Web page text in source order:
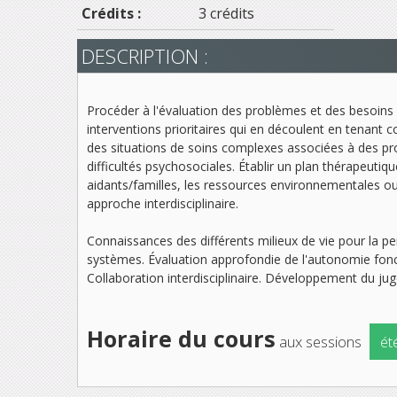
Crédits : 3 crédits
DESCRIPTION :
Procéder à l'évaluation des problèmes et des
interventions prioritaires qui en découlent en tenant
des situations de soins complexes associées à des
difficultés psychosociales. Établir un plan
aidants/familles, les ressources environnementales
approche interdisciplinaire.
Connaissances des différents milieux de vie pour la
systèmes. Évaluation approfondie de l'autonomie
Collaboration interdisciplinaire. Développement du
Horaire du cours aux sessions